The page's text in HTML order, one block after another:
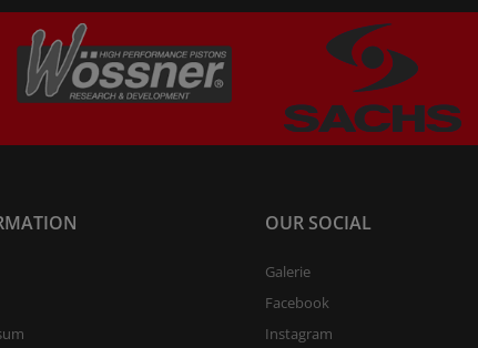
OUR SOCIAL
Galerie
Facebook
Instagram